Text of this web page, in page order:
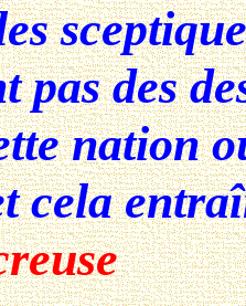
pas des
nation
cela